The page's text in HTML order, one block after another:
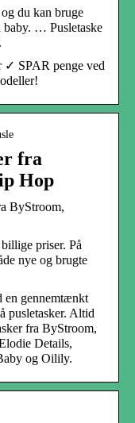
du kan bruge
baby. … Pusletaske
✓ SPAR penge ved
fra
Hop
ByStroom,
priser. På
nye og brugte
en gennemtænkt
pusletasker. Altid
fra ByStroom,
Details,
og Oilily.